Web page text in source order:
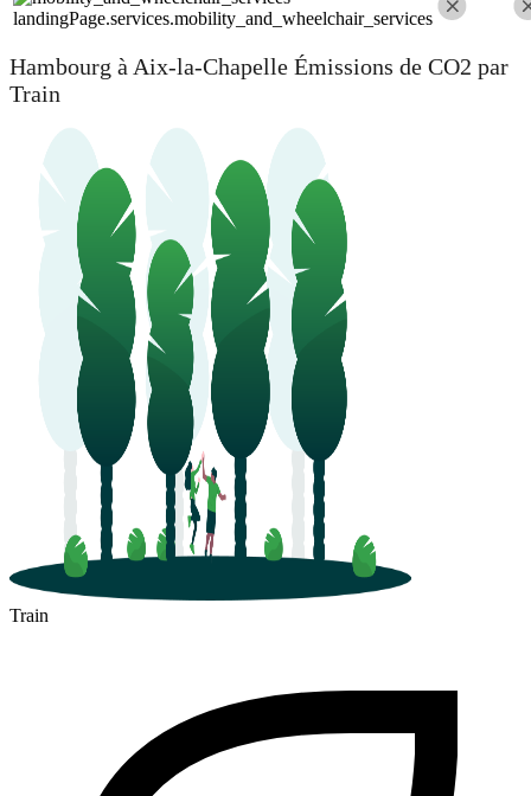
landingPage.services.mobility_and_wheelchair_services
Hambourg à Aix-la-Chapelle Émissions de CO2 par
Train
Train